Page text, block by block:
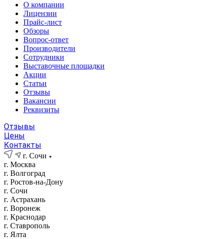
О компании
Лицензии
Прайс-лист
Обзоры
Вопрос-ответ
Производители
Сотрудники
Выставочные площадки
Акции
Статьи
Отзывы
Вакансии
Реквизиты
Отзывы
Цены
Контакты
г. Сочи
г. Москва
г. Волгоград
г. Ростов-на-Дону
г. Сочи
г. Астрахань
г. Воронеж
г. Краснодар
г. Ставрополь
г. Ялта